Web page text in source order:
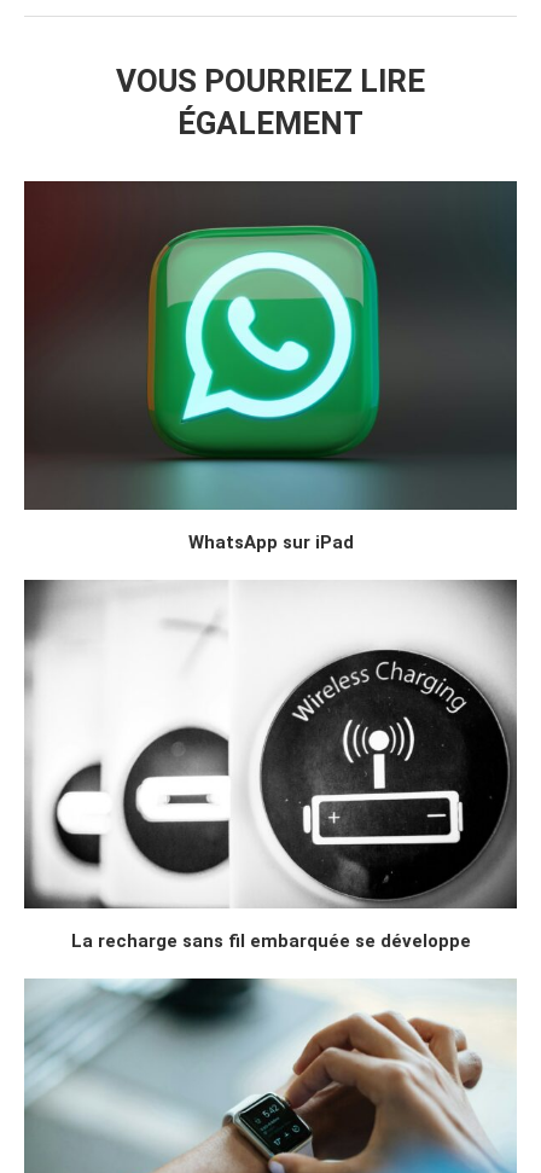
VOUS POURRIEZ LIRE
ÉGALEMENT
WhatsApp sur iPad
La recharge sans fil embarquée se développe